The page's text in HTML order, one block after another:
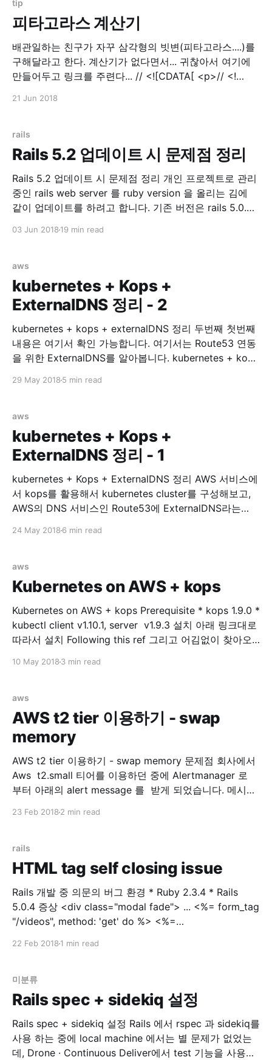
tip
피타고라스 계산기
배관일하는 친구가 자꾸 삼각형의 빗변(피타고라스....)를
구해달라고 한다. 계산기가 없다면서... 귀찮아서 여기에
만들어두고 링크를 주련다... // <![CDATA[ <p>// <!
$('input[name=result]'
21 Jun 2018
rails
Rails 5.2 업데이트 시 문제점 정리
Rails 5.2 업데이트 시 문제점 정리 개인 프로젝트로 관리
중인 rails web server 를 ruby version 을 올리는 김에
같이 업데이트를 하려고 합니다. 기존 버전은 rails 5.0.3
03 Jun 2018 19 min read
aws
kubernetes + Kops +
ExternalDNS 정리 - 2
kubernetes + kops + externalDNS 정리 두번째 첫번째
내용은 여기서 확인 가능합니다. 여기서는 Route53 연동
을 위한 ExternalDNS를 알아봅니다. kubernetes + kops
Services 들을 위해 Route53 연동을 시작해봅시다.
kubernetes-incubator/external-dns · GitHub 위 링크에
가면 ExternalDNS on AWS 에 대한 설명이
29 May 2018 5 min read
aws
kubernetes + Kops +
ExternalDNS 정리 - 1
kubernetes + Kops + ExternalDNS 정리 AWS 서비스에
서 kops를 활용해서 kubernetes cluster를 구성해보고,
AWS의 DNS 서비스인 Route53에 ExternalDNS라는
study를 하며 알게된 부분을 정리하는데 목적이 있습니
24 May 2018 6 min read
aws
Kubernetes on AWS + kops
Kubernetes on AWS + kops Prerequisite * kops 1.9.0 *
kubectl client v1.10.1, server v1.9.3 설치 아래 링크대로
따라서 설치 Following this ref 그리고 어김없이 찾아오
kops update cluster —yes $NAME) 후에 아래와 같은
10 May 2018 3 min read
aws
AWS t2 tier 이용하기 - swap
memory
AWS t2 tier 이용하기 - swap memory 문제점 회사에서
Aws t2.small 티어를 이용하던 중에 Alertmanager 로
부터 아래의 alert message 를 받게 되었습니다. 메시지
23 Feb 2018 2 min read
rails
HTML tag self closing issue
Rails 개발 중 의문의 버그 환경 * Ruby 2.3.4 * Rails
5.0.4 증상 <div class="modal fade"> ... <%= form_tag
"/videos", method: 'get' do %> <%=
22 Feb 2018 1 min read
미분류
Rails spec + sidekiq 설정
Rails spec + sidekiq 설정 Rails 에서 rspec 과 sidekiq를
사용 하는 중에 local machine 에서는 별 문제가 없었는
데, Drone · Continuous Deliver에서 test 기능을 사용하